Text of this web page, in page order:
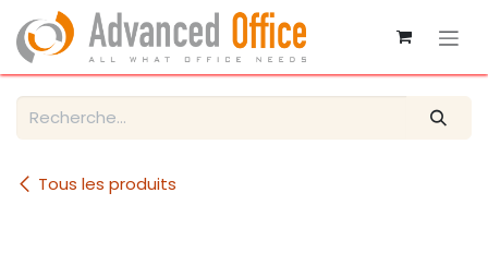
Se rendre au contenu
Tous les produits